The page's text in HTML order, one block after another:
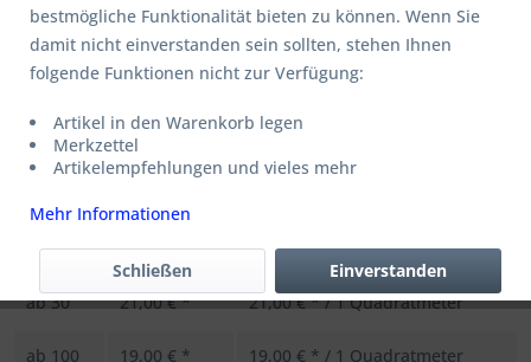
Menge Stückpreis
ab10 23,00 € * 23,00 € * / 1 Quadratmeter
ab30 21,00 € * 21,00 € * / 1 Quadratmeter
ab 100 19,00 € * 19,00 € * / 1 Quadratmeter
bestmögliche Funktionalität bieten zu können. Wenn Sie
damit nicht einverstanden sein sollten, stehen Ihnen
folgende Funktionen nicht zur Verfügung:
Artikel in den Warenkorb legen
Merkzettel
Artikelempfehlungen und vieles mehr
Mehr Informationen
Einverstanden
Schließen